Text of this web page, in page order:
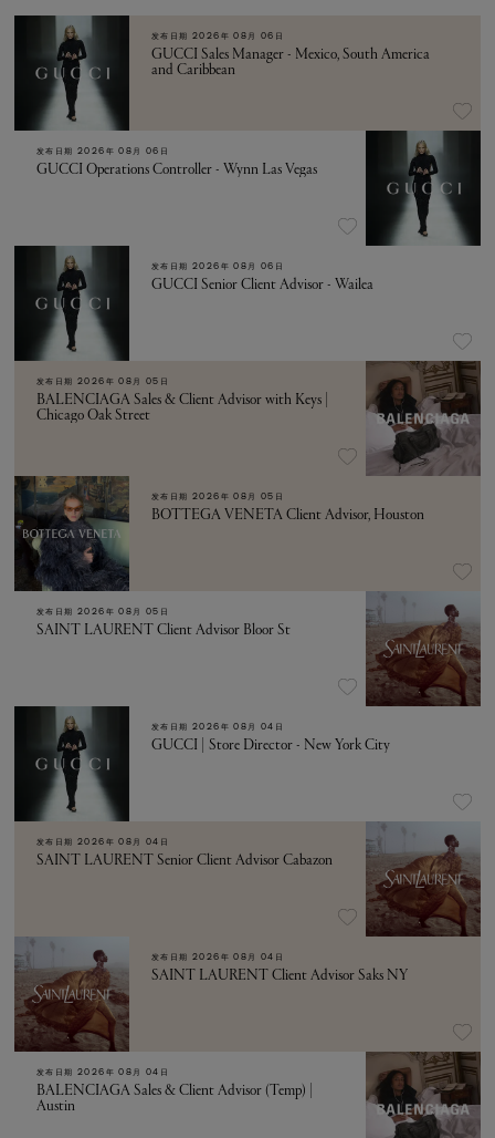
发布日期 2026年 08月 06日
GUCCI Sales Manager - Mexico, South America
and Caribbean
发布日期 2026年 08月 06日
GUCCI Operations Controller - Wynn Las Vegas
发布日期 2026年 08月 06日
GUCCI Senior Client Advisor - Wailea
发布日期 2026年 08月 05日
BALENCIAGA Sales & Client Advisor with Keys |
Chicago Oak Street
发布日期 2026年 08月 05日
BOTTEGA VENETA Client Advisor, Houston
发布日期 2026年 08月 05日
SAINT LAURENT Client Advisor Bloor St
发布日期 2026年 08月 04日
GUCCI | Store Director - New York City
发布日期 2026年 08月 04日
SAINT LAURENT Senior Client Advisor Cabazon
发布日期 2026年 08月 04日
SAINT LAURENT Client Advisor Saks NY
发布日期 2026年 08月 04日
BALENCIAGA Sales & Client Advisor (Temp) |
Austin